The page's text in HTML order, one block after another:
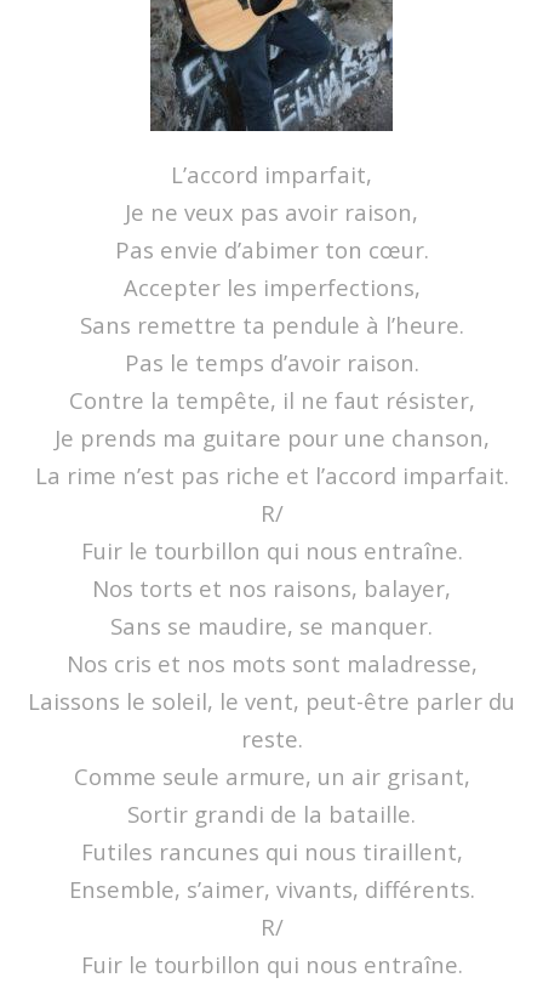
L’accord imparfait,
Je ne veux pas avoir raison,
Pas envie d’abimer ton cœur.
Accepter les imperfections,
Sans remettre ta pendule à l’heure.
Pas le temps d’avoir raison.
Contre la tempête, il ne faut résister,
Je prends ma guitare pour une chanson,
La rime n’est pas riche et l’accord imparfait.
R/
Fuir le tourbillon qui nous entraîne.
Nos torts et nos raisons, balayer,
Sans se maudire, se manquer.
Nos cris et nos mots sont maladresse,
Laissons le soleil, le vent, peut-être parler du
reste.
Comme seule armure, un air grisant,
Sortir grandi de la bataille.
Futiles rancunes qui nous tiraillent,
Ensemble, s’aimer, vivants, différents.
R/
Fuir le tourbillon qui nous entraîne.